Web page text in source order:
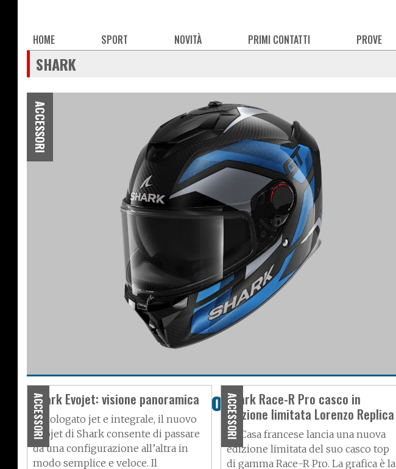
Main
navigation
HOME SPORT NOVITÀ PRIMI CONTATTI PROVE
SHARK
ACCESSORI
Shark, ecco il nuovo Spartan GT
Pro
ACCESSORI
Shark Evojet: visione panoramica
Omologato jet e integrale, il nuovo
Evojet di Shark consente di passare
da una configurazione all’altra in
modo semplice e veloce. Il
ACCESSORI
Shark Race-R Pro casco in
edizione limitata Lorenzo Replica
La Casa francese lancia una nuova
edizione limitata del suo casco top
di gamma Race-R Pro. La grafica è la